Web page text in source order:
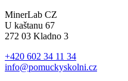
MinerLab CZ
U kaštanu 67
272 03 Kladno 3
+420 602 34 11 34
info@pomuckyskolni.cz